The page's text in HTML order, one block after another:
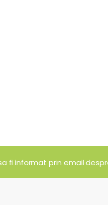
fi informat prin email